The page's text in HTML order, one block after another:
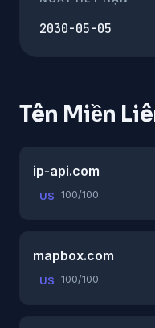
2030-05-05
Tên Miền
ip-api.com
US 100/100
mapbox.com
US 100/100